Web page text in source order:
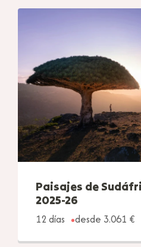
Paisajes de
2025-26
12 días
desde 3.061 €